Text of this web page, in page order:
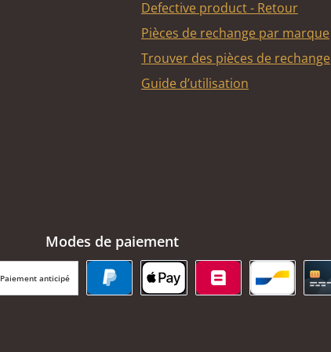
Defective product - Retour
Pièces de rechange par marque
Trouver des pièces de rechange
Guide d’utilisation
Modes de paiement
Paiement anticipé